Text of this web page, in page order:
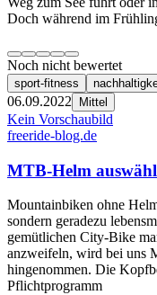
Doch während im
Noch nicht bewertet
sport-fitness
06.09.2022 Mittel
Kein Vorschaubild
freeride-blog.de
MTB-Helm
Mountainbiken ohne
sondern geradezu
gemütlichen City-Bike
anzweifeln, wird bei uns
hingenommen. Die
Pflichtprogramm